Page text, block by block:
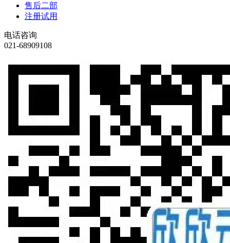
售后二部
注册试用
电话咨询
021-68909108